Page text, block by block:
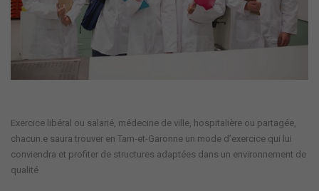
Exercice libéral ou salarié, médecine de ville, hospitalière ou partagée,
chacun.e saura trouver en Tarn-et-Garonne un mode d’exercice qui lui
conviendra et profiter de structures adaptées dans un environnement de
qualité